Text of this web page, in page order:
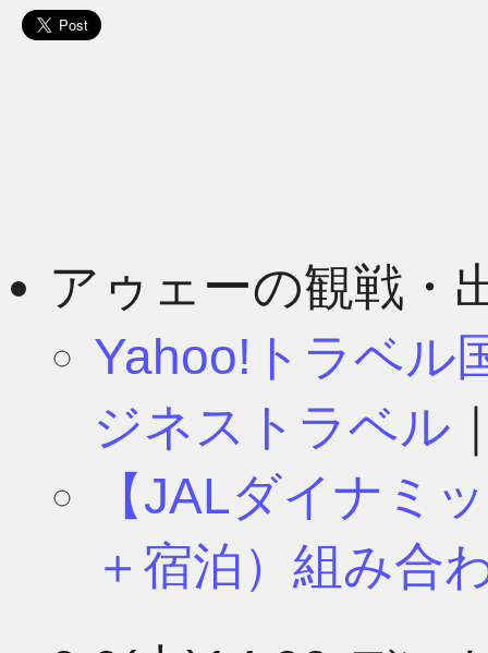
アゥェーの観戦・
Yahoo!トラベル
ジネストラベル
【JALダイナミ
＋宿泊）組み合